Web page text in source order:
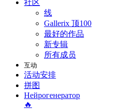
社区
线
Gallerix 顶100
最好的作品
新专辑
所有成员
互动
活动安排
拼图
Нейрогенератор
🔥